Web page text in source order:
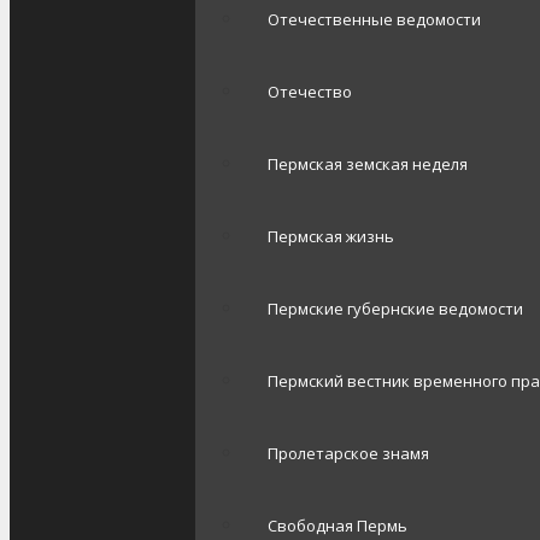
Отечественные ведомости
Отечество
Пермская земская неделя
Пермская жизнь
Пермские губернские ведомости
Пермский вестник временного
Пролетарское знамя
Свободная Пермь